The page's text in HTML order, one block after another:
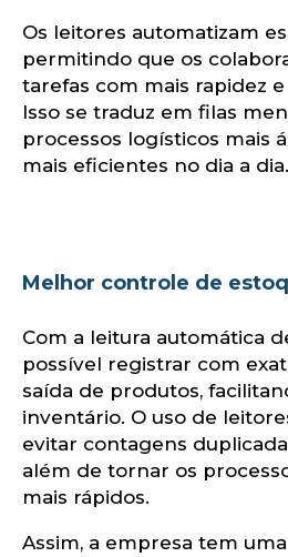
Os leitores automatizam
permitindo que os
tarefas com mais rapidez
Isso se traduz em filas
processos logísticos mais
mais eficientes no dia a dia.
Melhor controle de
Com a leitura automática
possível registrar com
saída de produtos,
inventário. O uso de
evitar contagens
além de tornar os
mais rápidos.
Assim, a empresa tem